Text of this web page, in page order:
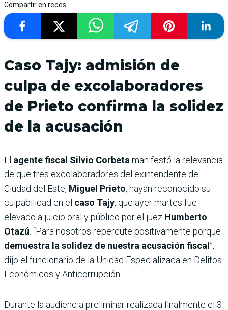
Compartir en redes
Caso Tajy: admisión de
culpa de excolaboradores
de Prieto confirma la solidez
de la acusación
El agente fiscal Silvio Corbetamanifestó la relevancia
de que tres excolaboradores del exintendente de
Ciudad del Este, Miguel Prieto, hayan reconocido su
culpabilidad en el caso Tajy, que ayer martes fue
elevado a juicio oral y público por el juez Humberto
Otazú. “Para nosotros repercute positivamente porque
demuestra la solidez de nuestra acusación fiscal ”,
dijo el funcionario de la Unidad Especializada en Delitos
Económicos y Anticorrupción.
Durante la audiencia preliminar realizada finalmente el 3